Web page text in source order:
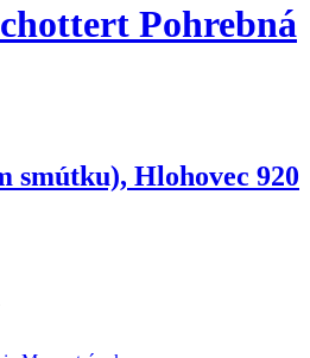
Pohrebná
smútku), Hlohovec 920